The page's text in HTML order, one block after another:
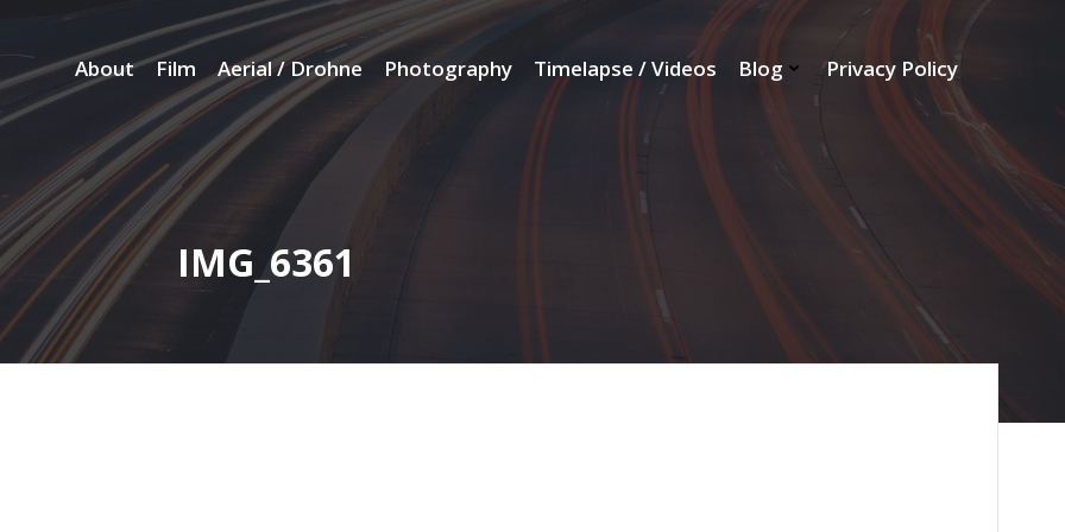
About Film Aerial / Drohne Photography Timelapse / Videos Blog Privacy Policy
IMG_6361